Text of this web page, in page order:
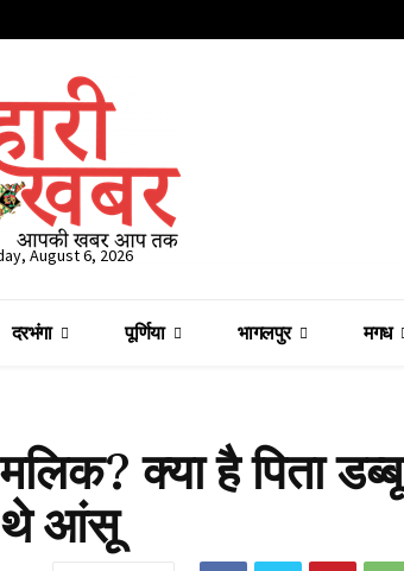
August 6, 2026
दरभंगा पूर्णिया भागलपुर मगध
क्या है पिता डब्बू
थे आंसू